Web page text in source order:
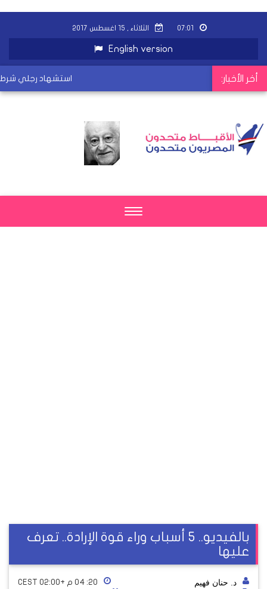
٠٧:٠١ الثلاثاء , ١٥ اغسطس ٢٠١٧
English version
أخر الأخبار: استشهاد رجلي
Toggle
بالفيديو.. 5 أسباب وراء قوة الإرادة.. تعرف
عليها
د. حنان فهيم ٢٠: ٠٤ م +02:00 CEST